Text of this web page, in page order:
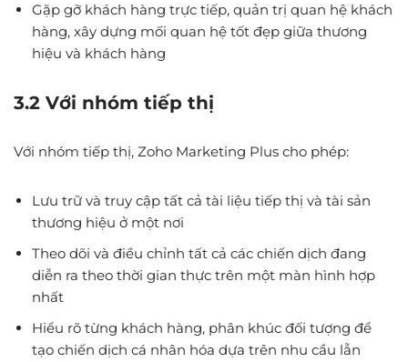
Gặp gỡ khách hàng trực tiếp, quản trị quan hệ khách
hàng, xây dựng mối quan hệ tốt đẹp giữa thương
hiệu và khách hàng
3.2 Với nhóm tiếp thị
Với nhóm tiếp thị, Zoho Marketing Plus cho phép:
Lưu trữ và truy cập tất cả tài liệu tiếp thị và tài sản
thương hiệu ở một nơi
Theo dõi và điều chỉnh tất cả các chiến dịch đang
diễn ra theo thời gian thực trên một màn hình hợp
nhất
Hiểu rõ từng khách hàng, phân khúc đối tượng để
tạo chiến dịch cá nhân hóa dựa trên nhu cầu lẫn